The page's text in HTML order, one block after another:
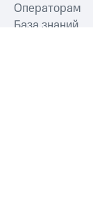
Операторам
База знаний